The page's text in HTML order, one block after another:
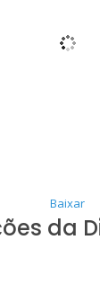
Baixar
da